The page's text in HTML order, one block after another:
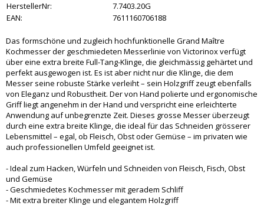
HerstellerNr:
7.7403.20G
EAN:
7611160706188
Das formschöne und zugleich hochfunktionelle Grand Maître
Kochmesser der geschmiedeten Messerlinie von Victorinox verfügt
über eine extra breite Full-Tang-Klinge, die gleichmässig gehärtet und
perfekt ausgewogen ist. Es ist aber nicht nur die Klinge, die dem
Messer seine robuste Stärke verleiht – sein Holzgriff zeugt ebenfalls
von Eleganz und Robustheit. Der von Hand polierte und ergonomische
Griff liegt angenehm in der Hand und verspricht eine erleichterte
Anwendung auf unbegrenzte Zeit. Dieses grosse Messer überzeugt
durch eine extra breite Klinge, die ideal für das Schneiden grösserer
Lebensmittel – egal, ob Fleisch, Obst oder Gemüse – im privaten wie
auch professionellen Umfeld geeignet ist.
- Ideal zum Hacken, Würfeln und Schneiden von Fleisch, Fisch, Obst
und Gemüse
- Geschmiedetes Kochmesser mit geradem Schliff
- Mit extra breiter Klinge und elegantem Holzgriff